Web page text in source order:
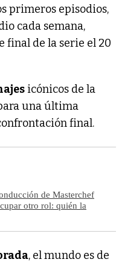
primeros episodios,
cada semana,
final de la serie el 20
icónicos de la
una última
final.
de Masterchef
otro rol: quién la
, el mundo es de